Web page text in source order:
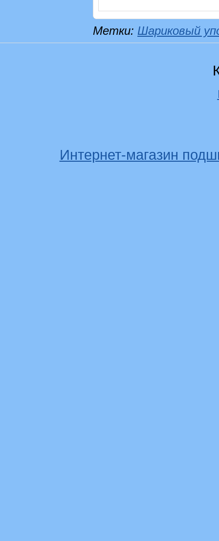
Метки: Шариковый
Интернет-магазин